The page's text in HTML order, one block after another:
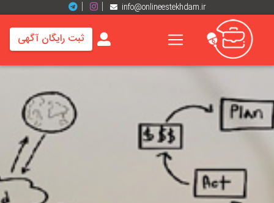
info@onlineestekhdam.ir
خانه
شغلی
رزومه
ثبت رایگان آگهی